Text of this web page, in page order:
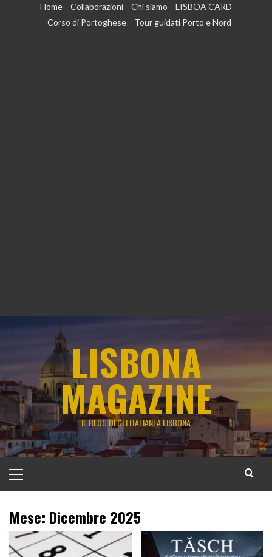
Home Collaborazioni Chi siamo
LISBOA CARD
Corso di Portoghese
Tour guidati Porto e Nord
LISBONA
MAGAZINE
IL BLOG DEGLI ITALIANI A LISBONA
principale
Mese: Dicembre 2025